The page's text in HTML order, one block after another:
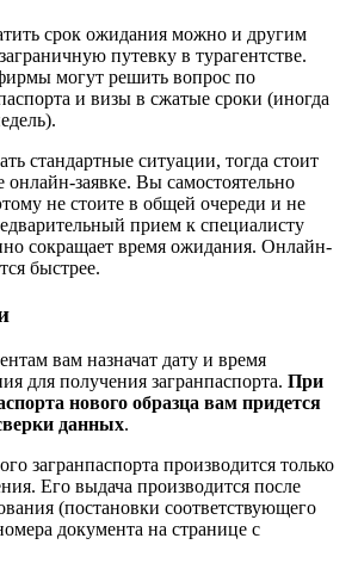
срок ожидания можно и другим
путевку в турагентстве.
могут решить вопрос по
и визы в сжатые сроки (иногда
стандартные ситуации, тогда стоит
онлайн-заявке. Вы самостоятельно
не стоите в общей очереди и не
прием к специалисту
сокращает время ожидания. Онлайн-
быстрее.
вам назначат дату и время
для получения загранпаспорта. При
нового образца вам придется
данных.
загранпаспорта производится только
Его выдача производится после
(постановки соответствующего
документа на странице с